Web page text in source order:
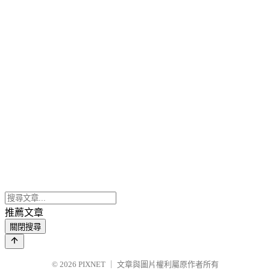
推薦文章
關閉搜尋
© 2026 PIXNET 文章與圖片權利屬原作者所有